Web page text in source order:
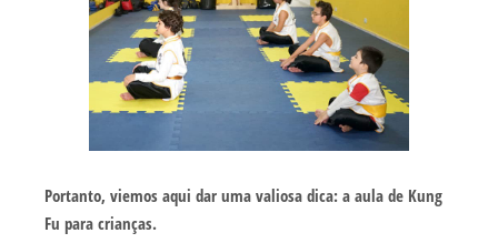
Portanto, viemos aqui dar uma valiosa dica: a aula de Kung
Fu para crianças.